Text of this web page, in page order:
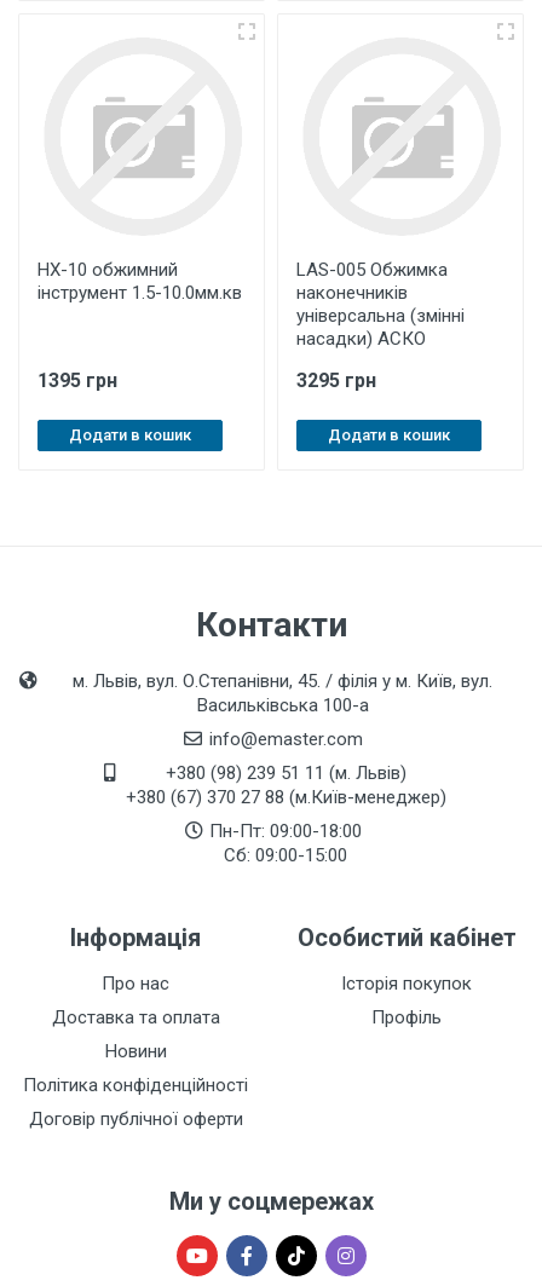
HX-10 обжимний
інструмент 1.5-10.0мм.кв
1395 грн
Додати в кошик
LAS-005 Обжимка
наконечників
універсальна (змінні
насадки) АСКО
3295 грн
Додати в кошик
Контакти
м. Львів, вул. О.Степанівни, 45. / філія у м. Київ, вул.
Васильківська 100-а
info@emaster.com
+380 (98) 239 51 11 (м. Львів)
+380 (67) 370 27 88 (м.Київ-менеджер)
Пн-Пт: 09:00-18:00
Сб: 09:00-15:00
Інформація
Про нас
Доставка та оплата
Новини
Політика конфіденційності
Договір публічної оферти
Особистий кабінет
Історія покупок
Профіль
Ми у соцмережах